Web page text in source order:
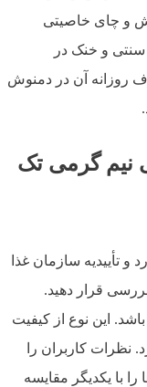
و چای خاصیتی
و خنک در
روزانه آن در دمنوش
نیم گرمی تک
و تأییدیه سازمان غذا
قرار دهید.
این نوع از کیفیت
نظرات کاربران را
با یکدیگر مقایسه